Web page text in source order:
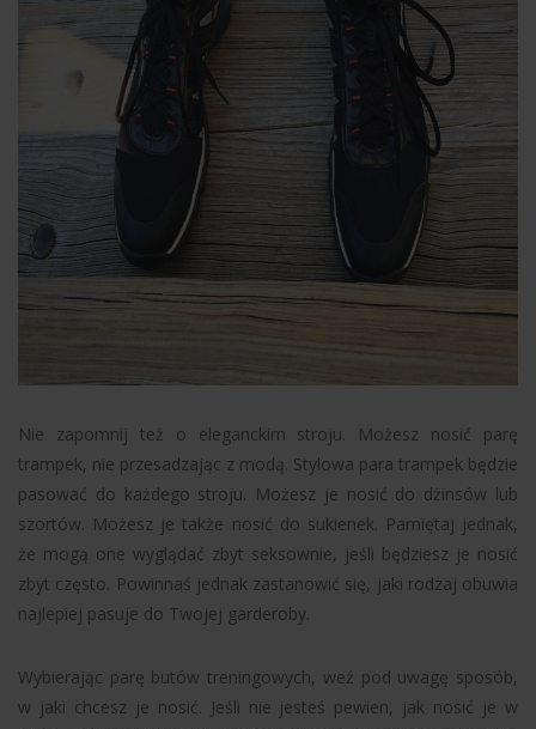
Nie zapomnij też o eleganckim stroju. Możesz nosić parę
trampek, nie przesadzając z modą. Stylowa para trampek będzie
pasować do każdego stroju. Możesz je nosić do dżinsów lub
szortów. Możesz je także nosić do sukienek. Pamiętaj jednak,
że mogą one wyglądać zbyt seksownie, jeśli będziesz je nosić
zbyt często. Powinnaś jednak zastanowić się, jaki rodzaj obuwia
najlepiej pasuje do Twojej garderoby.
Wybierając parę butów treningowych, weź pod uwagę sposób,
w jaki chcesz je nosić. Jeśli nie jesteś pewien, jak nosić je w